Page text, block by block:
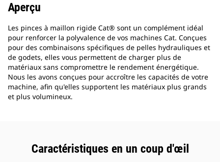
Aperçu
Les pinces à maillon rigide Cat® sont un complément idéal
pour renforcer la polyvalence de vos machines Cat. Conçues
pour des combinaisons spécifiques de pelles hydrauliques et
de godets, elles vous permettent de charger plus de
matériaux sans compromettre le rendement énergétique.
Nous les avons conçues pour accroître les capacités de votre
machine, afin qu'elles supportent les matériaux plus grands
et plus volumineux.
Caractéristiques en un coup d'œil